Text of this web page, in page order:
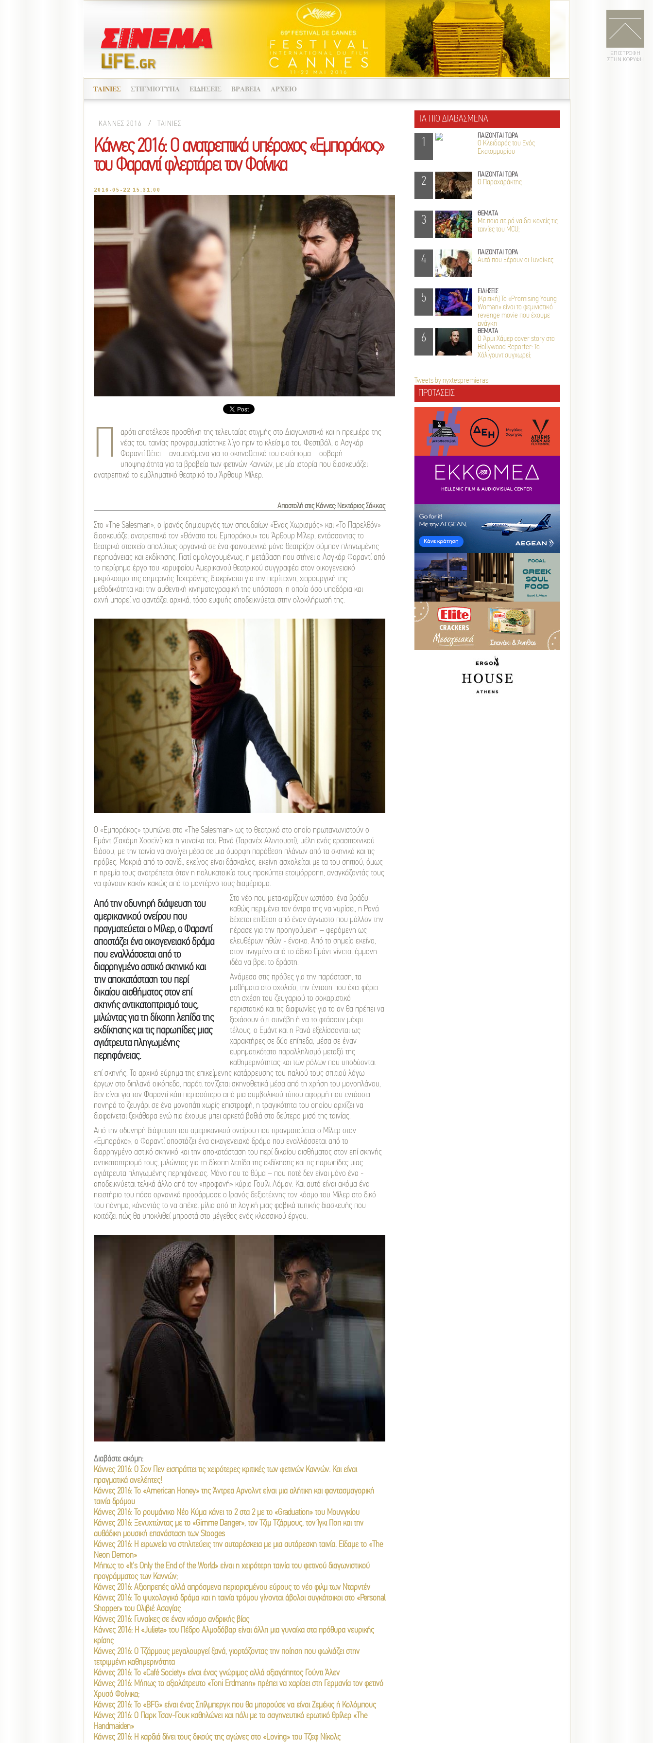
ΤΑΙΝΙΕΣ ΣΤΙΓΜΙΟΤΥΠΑ ΕΙΔΗΣΕΙΣ ΒΡΑΒΕΙΑ ΑΡΧΕΙΟ
ΚΑΝΝΕΣ 2016 / ΤΑΙΝΙΕΣ
Κάννες 2016: Ο ανατρεπτικά υπέροχος «Εμποράκος»
του Φαραντί φλερτάρει τον Φοίνικα
2016-05-22 15:31:00
Π
αρότι αποτέλεσε προσθήκη της τελευταίας στιγμής στο Διαγωνιστικό και η πρεμιέρα της
νέας του ταινίας προγραμματίστηκε λίγο πριν το κλείσιμο του Φεστιβάλ, ο Ασγκάρ
Φαραντί θέτει – αναμενόμενα για το σκηνοθετικό του εκτόπισμα – σοβαρή
υποψηφιότητα για τα βραβεία των φετινών Καννών, με μία ιστορία που διασκευάζει
ανατρεπτικά το εμβληματικό θεατρικό του Άρθουρ Μίλερ.
Αποστολή στις Κάννες: Νεκτάριος Σάκκας
Στο «The Salesman», ο Ιρανός δημιουργός των σπουδαίων «Ένας Χωρισμός» και «Το Παρελθόν»
διασκευάζει ανατρεπτικά τον «Θάνατο του Εμποράκου» του Άρθουρ Μίλερ, εντάσσοντας το
θεατρικό στοιχείο απολύτως οργανικά σε ένα φαινομενικά μόνο θεατρίζον σύμπαν πληγωμένης
περηφάνειας και εκδίκησης. Γιατί ομολογουμένως, η μετάβαση που στήνει ο Ασγκάρ Φαραντί από
το περίφημο έργο του κορυφαίου Αμερικανού θεατρικού συγγραφέα στον οικογενειακό
μικρόκοσμο της σημερινής Τεχεράνης, διακρίνεται για την περίτεχνη, χειρουργική της
μεθοδικότητα και την αυθεντική κινηματογραφική της υπόσταση, η οποία όσο υποδόρια και
αχνή μπορεί να φαντάζει αρχικά, τόσο ευφυής αποδεικνύεται στην ολοκλήρωσή της.
Ο «Εμποράκος» τρυπώνει στο «The Salesman» ως το θεατρικό στο οποίο πρωταγωνιστούν ο
Εμάντ (Σαχάμπ Χοσεϊνί) και η γυναίκα του Ρανά (Ταρανέχ Αλιντουστί), μέλη ενός ερασιτεχνικού
θιάσου, με την ταινία να ανοίγει μέσα σε μια όμορφη παράθεση πλάνων από τα σκηνικά και τις
πρόβες. Μακριά από το σανίδι, εκείνος είναι δάσκαλος, εκείνη ασχολείται με τα του σπιτιού, όμως
η ηρεμία τους ανατρέπεται όταν η πολυκατοικία τους προκύπτει ετοιμόρροπη, αναγκάζοντάς τους
να φύγουν κακήν κακώς από το μοντέρνο τους διαμέρισμα.
Από την οδυνηρή διάψευση του
αμερικανικού ονείρου που
πραγματεύεται ο Μίλερ, ο Φαραντί
αποστάζει ένα οικογενειακό δράμα
που εναλλάσσεται από το
διαρρηγμένο αστικό σκηνικό και
την αποκατάσταση του περί
δικαίου αισθήματος στον επί
σκηνής αντικατοπτρισμό τους,
μιλώντας για τη δίκοπη λεπίδα της
εκδίκησης και τις παρωπίδες μιας
αγιάτρευτα πληγωμένης
περηφάνειας.
Στο νέο που μετακομίζουν ωστόσο, ένα βράδυ
καθώς περιμένει τον άντρα της να γυρίσει, η Ρανά
δέχεται επίθεση από έναν άγνωστο που μάλλον την
πέρασε για την προηγούμενη – φερόμενη ως
ελευθέρων ηθών - ένοικο. Από το σημείο εκείνο,
στον πνιγμένο από το άδικο Εμάντ γίνεται έμμονη
ιδέα να βρει το δράστη.
Ανάμεσα στις πρόβες για την παράσταση, τα
μαθήματα στο σχολείο, την ένταση που έχει φέρει
στη σχέση του ζευγαριού το σοκαριστικό
περιστατικό και τις διαφωνίες για το αν θα πρέπει να
ξεχάσουν ό,τι συνέβη ή να το φτάσουν μέχρι
τέλους, ο Εμάντ και η Ρανά εξελίσσονται ως
χαρακτήρες σε δύο επίπεδα, μέσα σε έναν
ευρηματικότατο παραλληλισμό μεταξύ της
καθημερινότητας και των ρόλων που υποδύονται
επί σκηνής. Το αρχικό εύρημα της επικείμενης κατάρρευσης του παλιού τους σπιτιού λόγω
έργων στο διπλανό οικόπεδο, παρότι τονίζεται σκηνοθετικά μέσα από τη χρήση του μονοπλάνου,
δεν είναι για τον Φαραντί κάτι περισσότερο από μια συμβολικού τύπου αφορμή που εντάσσει
πονηρά το ζευγάρι σε ένα μονοπάτι χωρίς επιστροφή, η τραγικότητα του οποίου αρχίζει να
διαφαίνεται ξεκάθαρα ενώ πια έχουμε μπει αρκετά βαθιά στο δεύτερο μισό της ταινίας.
Από την οδυνηρή διάψευση του αμερικανικού ονείρου που πραγματεύεται ο Μίλερ στον
«Εμποράκο», ο Φαραντί αποστάζει ένα οικογενειακό δράμα που εναλλάσσεται από το
διαρρηγμένο αστικό σκηνικό και την αποκατάσταση του περί δικαίου αισθήματος στον επί σκηνής
αντικατοπτρισμό τους, μιλώντας για τη δίκοπη λεπίδα της εκδίκησης και τις παρωπίδες μιας
αγιάτρευτα πληγωμένης περηφάνειας. Μόνο που το θύμα – που ποτέ δεν είναι μόνο ένα -
αποδεικνύεται τελικά άλλο από τον «προφανή» κύριο Γουίλι Λόμαν. Και αυτό είναι ακόμα ένα
πειστήριο του πόσο οργανικά προσάρμοσε ο Ιρανός δεξιοτέχνης τον κόσμο του Μίλερ στο δικό
του πόνημα, κάνοντάς το να απέχει μίλια από τη λογική μιας φοβικά τυπικής διασκευής που
κοιτάζει πώς θα υποκλιθεί μπροστά στο μέγεθος ενός κλασσικού έργου.
Διαβάστε ακόμη:
Κάννες 2016: Ο Σον Πεν εισπράττει τις χειρότερες κριτικές των φετινών Καννών. Και είναι
πραγματικά ανελέητες!
Κάννες 2016: Το «American Honey» της Άντρεα Αρνολντ είναι μια αλήτικη και φαντασμαγορική
ταινία δρόμου
Κάννες 2016: Το ρουμάνικο Νέο Κύμα κάνει το 2 στα 2 με το «Graduation» του Μουνγκίου
Κάννες 2016: Ξενυχτώντας με το «Gimme Danger», τον Τζιμ Τζάρμους, τον Ίγκι Ποπ και την
αυθάδικη μουσική επανάσταση των Stooges
Κάννες 2016: Η ειρωνεία να στηλιτεύεις την αυταρέσκεια με μια αυτάρεσκη ταινία. Είδαμε το «The
Neon Demon»
Μήπως το «It's Only the End of the World» είναι η χειρότερη ταινία του φετινού διαγωνιστικού
προγράμματος των Καννών;
Κάννες 2016: Αξιοπρεπές αλλά απρόσμενα περιορισμένου εύρους το νέο φιλμ των Νταρντέν
Κάννες 2016: Το ψυχολογικό δράμα και η ταινία τρόμου γίνονται άβολοι συγκάτοικοι στο «Personal
Shopper» του Ολιβιέ Ασαγίας
Κάννες 2016: Γυναίκες σε έναν κόσμο ανδρικής βίας
Kάννες 2016: Η «Julieta» του Πέδρο Αλμοδόβαρ είναι άλλη μια γυναίκα στα πρόθυρα νευρικής
κρίσης
Κάννες 2016: Ο Τζάρμους μεγαλουργεί ξανά, γιορτάζοντας την ποίηση που φωλιάζει στην
τετριμμένη καθημερινότητα
Κάννες 2016: Το «Café Society» είναι ένας γνώριμος αλλά αξιαγάπητος Γούντι Άλεν
Κάννες 2016: Mήπως το αξιολάτρευτο «Toni Erdmann» πρέπει να χαρίσει στη Γερμανία τον φετινό
Χρυσό Φοίνικα;
Κάννες 2016: Το «BFG» είναι ένας Σπίλμπεργκ που θα μπορούσε να είναι Ζεμέκις ή Κολόμπους
Κάννες 2016: Ο Παρκ Τσαν-Γουκ καθηλώνει και πάλι με το σαγηνευτικό ερωτικό θρίλερ «The
Handmaiden»
Κάννες 2016: Η καρδιά δίνει τους δικούς της αγώνες στο «Loving» του Τζεφ Νίκολς
ΤΑ ΠΙΟ ΔΙΑΒΑΣΜΕΝΑ
1
ΠΑΙΖΟΝΤΑΙ ΤΩΡΑ
Ο Κλειδαράς του Ενός
Εκατομμυρίου
2
ΠΑΙΖΟΝΤΑΙ ΤΩΡΑ
Ο Παραχαράκτης
3
ΘΕΜΑΤΑ
Με ποια σειρά να δει κανείς τις
ταινίες του MCU;
4
ΠΑΙΖΟΝΤΑΙ ΤΩΡΑ
Αυτό που Ξέρουν οι Γυναίκες
5
ΕΙΔΗΣΕΙΣ
[Κριτική] Το «Promising Young
Woman» είναι το φεμινιστικό
revenge movie που έχουμε
ανάγκη
6
ΘΕΜΑΤΑ
Ο Άρμι Χάμερ cover story στο
Hollywood Reporter: Το
Χόλιγουντ συγχωρεί;
Tweets by nyxtespremieras
ΠΡΟΤΑΣΕΙΣ
ΕΠΙΣΤΡΟΦΗ
ΣΤΗΝ ΚΟΡΥΦΗ